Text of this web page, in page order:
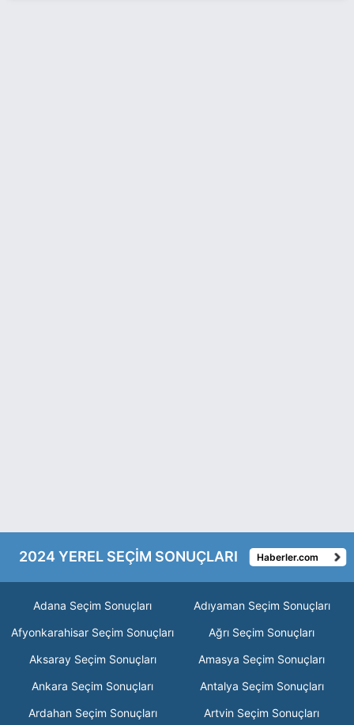
2024 YEREL SEÇİM SONUÇLARI Haberler.com
Adana Seçim Sonuçları
Adıyaman Seçim Sonuçları
Afyonkarahisar Seçim Sonuçları
Ağrı Seçim Sonuçları
Aksaray Seçim Sonuçları
Amasya Seçim Sonuçları
Ankara Seçim Sonuçları
Antalya Seçim Sonuçları
Ardahan Seçim Sonuçları
Artvin Seçim Sonuçları